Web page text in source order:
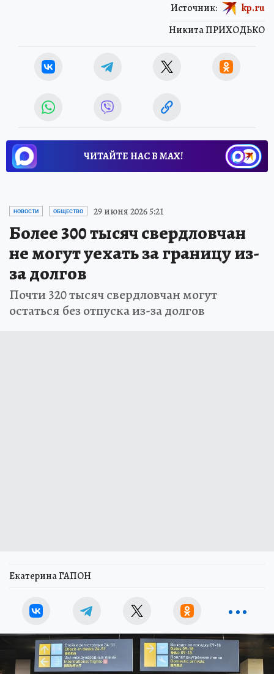
Никита ПРИХОДЬКО
Источник: kp.ru
ЧИТАЙТЕ НАС В МАХ!
НОВОСТИ ОБЩЕСТВО 29 июня 2026 5:21
Более 300 тысяч свердловчан
не могут уехать за границу из-
за долгов
Почти 320 тысяч свердловчан могут
остаться без отпуска из-за долгов
Екатерина ГАПОН